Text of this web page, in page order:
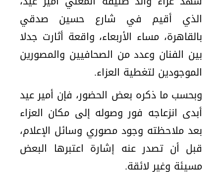
الذي أقيم في شارع حسين صدقي
بالقاهرة، مساء الأربعاء، واقعة أثارت جدلا
بين الفنان وعدد من الصحافيين والمصورين
الموجودين لتغطية العزاء.
وبحسب ما ذكره بعض الحضور، فإن أمير عيد
أبدى انزعاجه فور وصوله إلى مكان العزاء
بعد ملاحظته وجود مصوري وسائل الإعلام،
قبل أن تصدر عنه إشارة اعتبرها البعض
مسيئة وغير لائقة.